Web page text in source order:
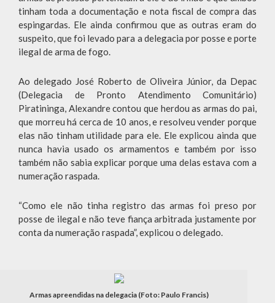
tinham toda a documentação e nota fiscal de compra das
espingardas. Ele ainda confirmou que as outras eram do
suspeito, que foi levado para a delegacia por posse e porte
ilegal de arma de fogo.
Ao delegado José Roberto de Oliveira Júnior, da Depac
(Delegacia de Pronto Atendimento Comunitário)
Piratininga, Alexandre contou que herdou as armas do pai,
que morreu há cerca de 10 anos, e resolveu vender porque
elas não tinham utilidade para ele. Ele explicou ainda que
nunca havia usado os armamentos e também por isso
também não sabia explicar porque uma delas estava com a
numeração raspada.
“Como ele não tinha registro das armas foi preso por
posse de ilegal e não teve fiança arbitrada justamente por
conta da numeração raspada”, explicou o delegado.
Armas apreendidas na delegacia (Foto: Paulo Francis)